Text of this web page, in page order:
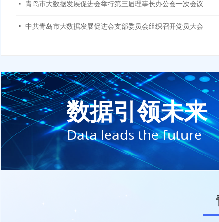
넷 青岛市大数据发展促进会举行第三届理事长办公会一次会议
넷 中共青岛市大数据发展促进会支部委员会组织召开党员大会
数据引领未来
Data leads the future